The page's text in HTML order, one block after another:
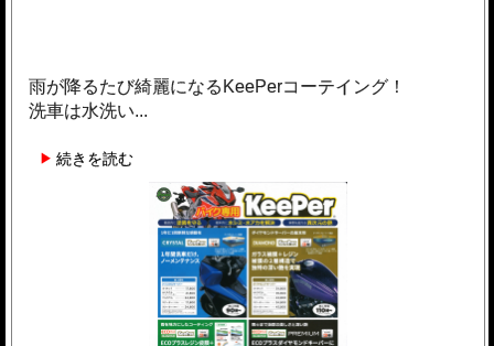
雨が降るたび綺麗になるKeePerコーテイング！
洗車は水洗い...
続きを読む